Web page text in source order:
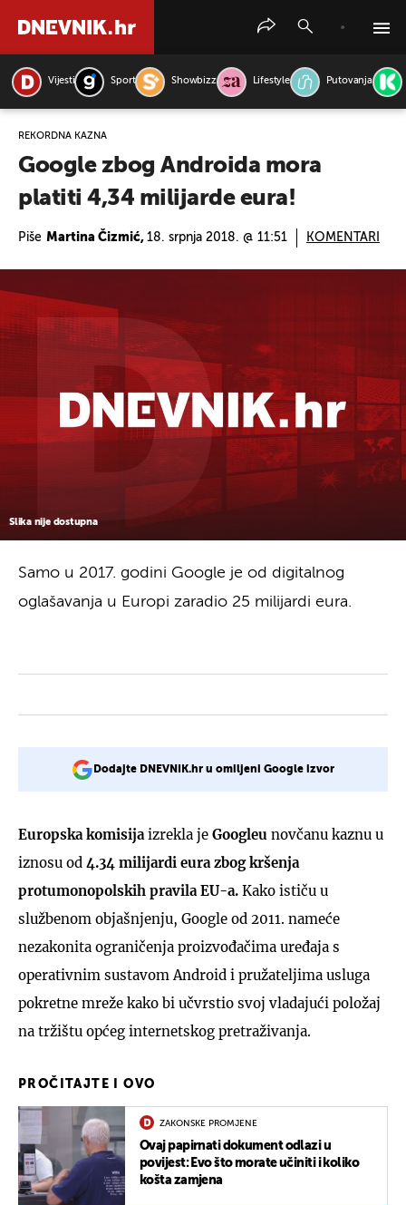
Vijesti Sport Showbizz Lifestyle Putovanja
REKORDNA KAZNA
Google zbog Androida mora
platiti 4,34 milijarde eura!
Piše Martina Čizmić, 18. srpnja 2018. @ 11:51 KOMENTARI
Slika nije dostupna
Samo u 2017. godini Google je od digitalnog
oglašavanja u Europi zaradio 25 milijardi eura.
Dodajte DNEVNIK.hr u omiljeni Google izvor
Europska komisija izrekla je Googleu novčanu kaznu u
iznosu od 4.34 milijardi eura zbog kršenja
protumonopolskih pravila EU-a. Kako ističu u
službenom objašnjenju, Google od 2011. nameće
nezakonita ograničenja proizvođačima uređaja s
operativnim sustavom Android i pružateljima usluga
pokretne mreže kako bi učvrstio svoj vladajući položaj
na tržištu općeg internetskog pretraživanja.
PROČITAJTE I OVO
ZAKONSKE PROMJENE
Ovaj papirnati dokument odlazi u
povijest: Evo što morate učiniti i koliko
košta zamjena
PRETRAŽITE VIJESTI